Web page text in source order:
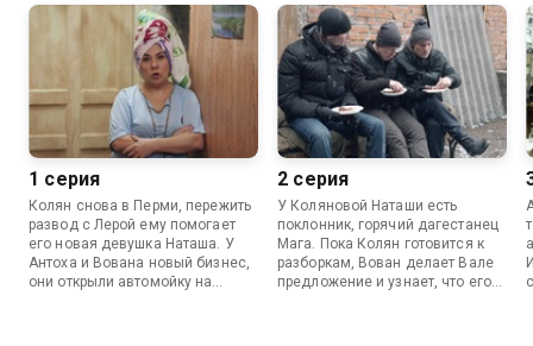
1 серия
Колян снова в Перми, пережить
развод с Лерой ему помогает
его новая девушка Наташа. У
Антоха и Вована новый бизнес,
они открыли автомойку на
2 серия
У Коляновой Наташи есть
поклонник, горячий дагестанец
Мага. Пока Колян готовится к
разборкам, Вован делает Вале
предложение и узнает, что его